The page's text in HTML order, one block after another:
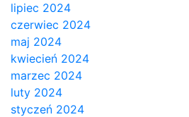
lipiec 2024
czerwiec 2024
maj 2024
kwiecień 2024
marzec 2024
luty 2024
styczeń 2024